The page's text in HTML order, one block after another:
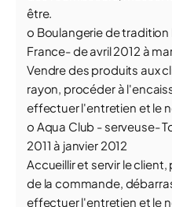
être.
o Boulangerie de
France- de avril 2012 à
Vendre des produits aux
rayon, procéder à
effectuer l'entretien et le
o Aqua Club - serveuse-
2011 à janvier 2012
Accueillir et servir le
de la commande,
effectuer l'entretien et le